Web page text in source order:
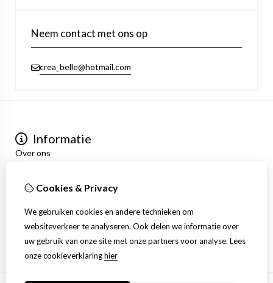
Neem contact met ons op
crea_belle@hotmail.com
Informatie
Over ons
Algemene voorwaarden
Mijn account
Inloggen
Bestelhistorie
Verlanglijst
Nieuwsbrief
Cookies & Privacy
We gebruiken cookies en andere technieken om
websiteverkeer te analyseren. Ook delen we informatie over
uw gebruik van onze site met onze partners voor analyse. Lees
onze cookieverklaringhier